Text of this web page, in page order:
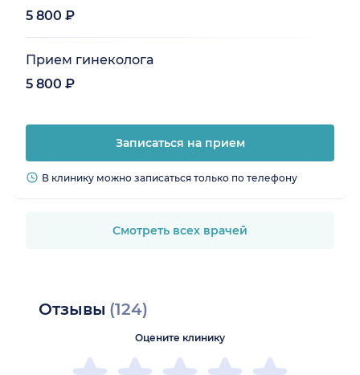
5 800 ₽
Прием гинеколога
5 800 ₽
Записаться на прием
В клинику можно записаться только по телефону
Смотреть всех врачей
Отзывы (124)
Оцените клинику